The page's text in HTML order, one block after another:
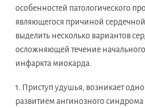
особенностей патологического
являющегося причиной
выделить несколько вариантов
осложняющей течение
инфаркта миокарда.
1. Приступ удушья, возникает
развитием ангинозного